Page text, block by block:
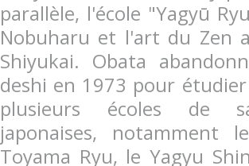
parallèle, l'école "Yagyū
Nobuharu et l'art du Zen
Shiyukai. Obata
deshi en 1973 pour
plusieurs écoles de
japonaises, notamment
Toyama Ryu, le Yagyu